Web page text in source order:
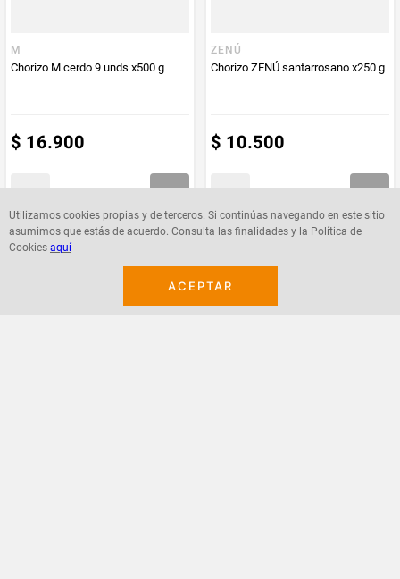
Utilizamos cookies propias y de terceros. Si continúas navegando en este sitio
asumimos que estás de acuerdo. Consulta las finalidades y la Política de
Cookies aquí
ACEPTAR
M
Chorizo M cerdo 9 unds x500 g
$ 16.900
ZENÚ
Chorizo ZENÚ santarrosano x250 g
$ 10.500